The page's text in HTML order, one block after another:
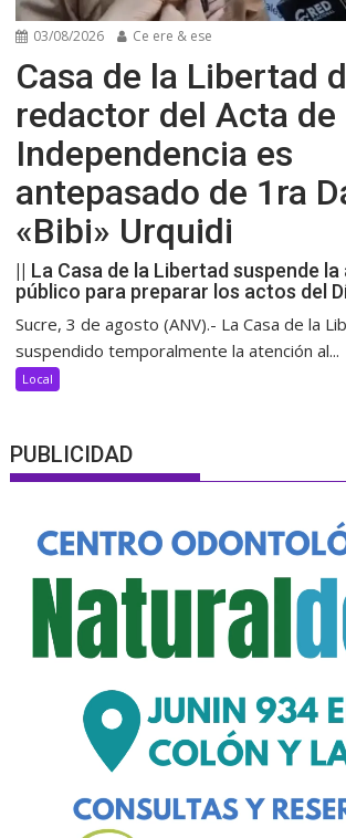
03/08/2026 Ce ere & ese
Casa de la Libertad
redactor del Acta de
Independencia es
antepasado de 1ra
«Bibi» Urquidi
|| La Casa de la Libertad suspende la
público para preparar los actos del
Sucre, 3 de agosto (ANV).- La Casa de la
suspendido temporalmente la atención al...
Local
PUBLICIDAD